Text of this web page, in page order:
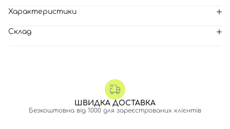
Характеристики
Склад
ШВИДКА ДОСТАВКА
Безкоштовна від 1000 для зареєстрованих клієнтів